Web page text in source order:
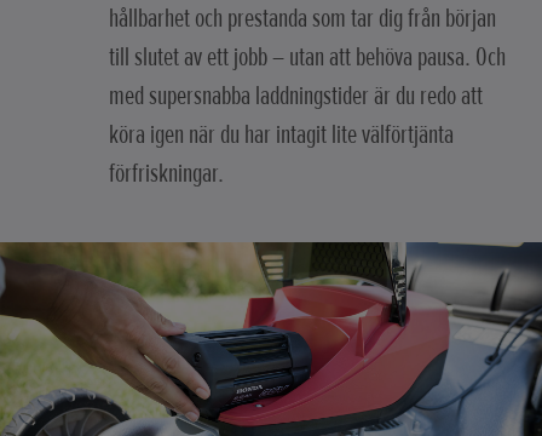
hållbarhet och prestanda som tar dig från början
till slutet av ett jobb – utan att behöva pausa. Och
med supersnabba laddningstider är du redo att
köra igen när du har intagit lite välförtjänta
förfriskningar.